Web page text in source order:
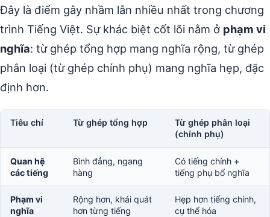
Đây là điểm gây nhầm lẫn nhiều nhất trong chương
trình Tiếng Việt. Sự khác biệt cốt lõi nằm ở phạm vi
nghĩa: từ ghép tổng hợp mang nghĩa rộng, từ ghép
phân loại (từ ghép chính phụ) mang nghĩa hẹp, đặc
định hơn.
Tiêu chí Từ ghép tổng hợp
Từ ghép phân loại
(chính phụ)
Quan hệ
các tiếng
Bình đẳng, ngang
hàng
Có tiếng chính +
tiếng phụ bổ nghĩa
Phạm vi
nghĩa
Rộng hơn, khái quát
hơn từng tiếng
Hẹp hơn tiếng chính,
cụ thể hóa